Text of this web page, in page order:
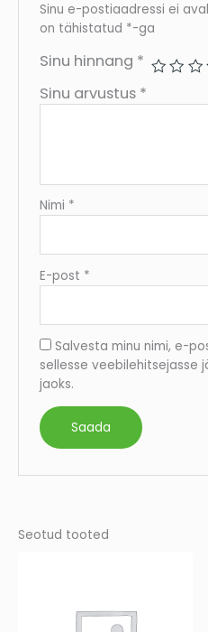
Sinu e-postiaadressi ei
on tähistatud *-ga
Sinu hinnang *
Sinu arvustus *
Nimi *
E-post *
Salvesta minu nimi, e-
sellesse veebilehitsejasse
jaoks.
Seotud tooted